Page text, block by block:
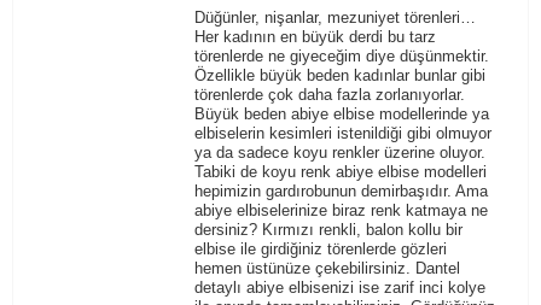
Düğünler, nişanlar, mezuniyet törenleri…
Her kadının en büyük derdi bu tarz
törenlerde ne giyeceğim diye düşünmektir.
Özellikle büyük beden kadınlar bunlar gibi
törenlerde çok daha fazla zorlanıyorlar.
Büyük beden abiye elbise modellerinde ya
elbiselerin kesimleri istenildiği gibi olmuyor
ya da sadece koyu renkler üzerine oluyor.
Tabiki de koyu renk abiye elbise modelleri
hepimizin gardırobunun demirbaşıdır. Ama
abiye elbiselerinize biraz renk katmaya ne
dersiniz? Kırmızı renkli, balon kollu bir
elbise ile girdiğiniz törenlerde gözleri
hemen üstünüze çekebilirsiniz. Dantel
detaylı abiye elbisenizi ise zarif incikolye